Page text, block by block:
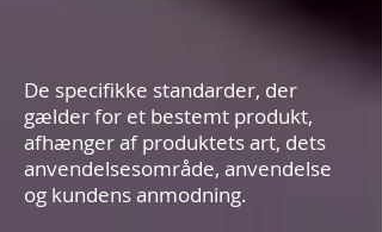
De specifikke standarder, der
gælder for et bestemt produkt,
afhænger af produktets art, dets
anvendelsesområde, anvendelse
og kundens anmodning.